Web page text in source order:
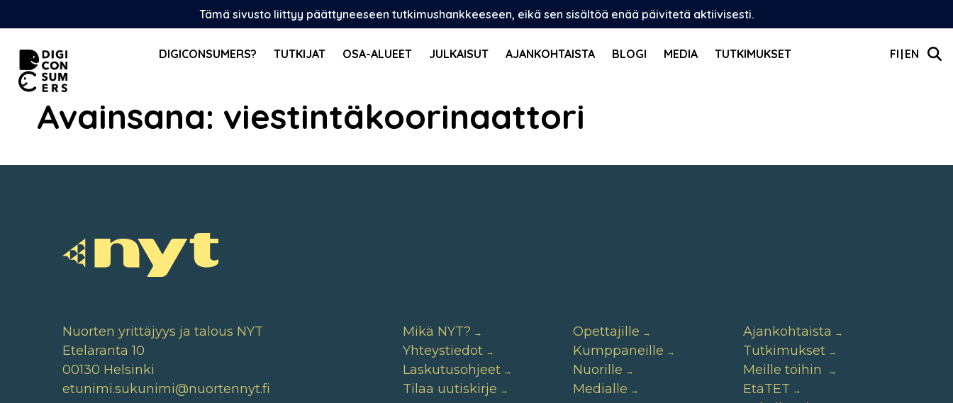
to
Tämä sivusto liittyy päättyneeseen tutkimushankkeeseen, eikä sen sisältöä enää päivitetä aktiivisesti.
DIGICONSUMERS? TUTKIJAT OSA-ALUEET JULKAISUT AJANKOHTAISTA BLOGI MEDIA TUTKIMUKSET FI EN
Avainsana: viestintäkoorinaattori
Nuorten yrittäjyys ja talous NYT
Eteläranta 10
00130 Helsinki
etunimi.sukunimi@nuortennyt.fi
Mikä NYT?
Yhteystiedot
Laskutusohjeet
Tilaa uutiskirje
Opettajille
Kumppaneille
Nuorille
Medialle
Ajankohtaista
Tutkimukset
Meille töihin
EtäTET